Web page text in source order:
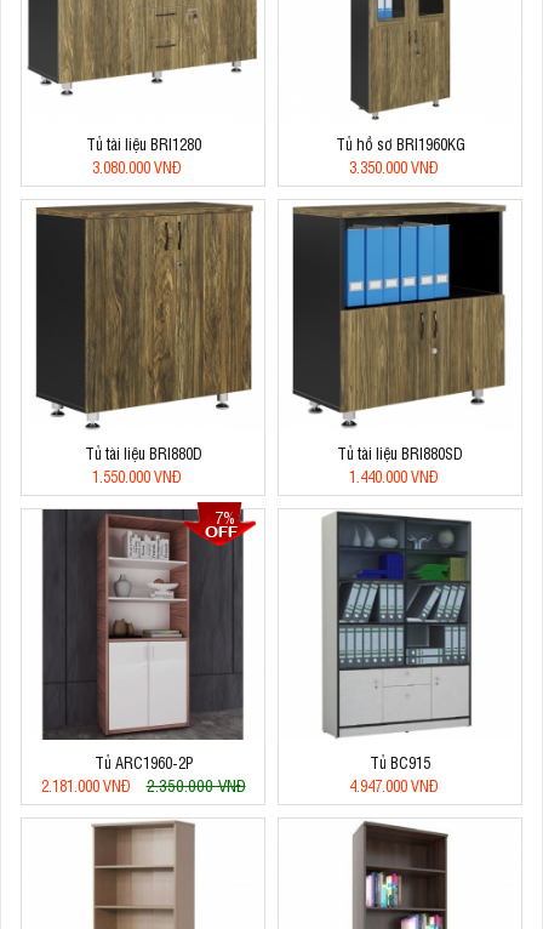
Tủ tài liệu BRI1280
3.080.000 VNĐ
Tủ hồ sơ BRI1960KG
3.350.000 VNĐ
Tủ tài liệu BRI880D
1.550.000 VNĐ
Tủ tài liệu BRI880SD
1.440.000 VNĐ
7%
Tủ ARC1960-2P
2.181.000 VNĐ
2.350.000 VNĐ
Tủ BC915
4.947.000 VNĐ